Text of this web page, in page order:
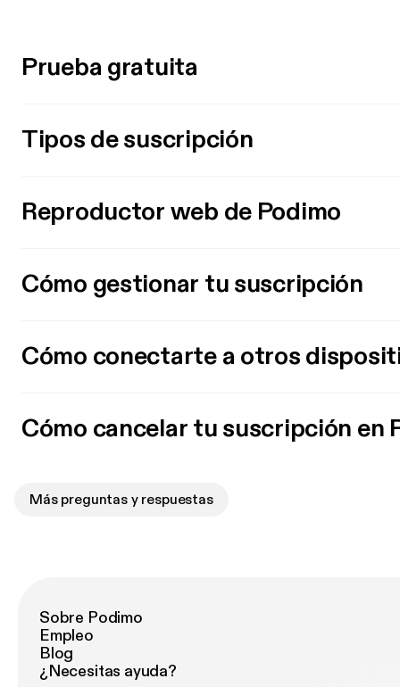
Prueba gratuita
Tipos de suscripción
Reproductor web de Podimo
Cómo gestionar tu suscripción
Cómo conectarte a otros
Cómo cancelar tu suscripción en
Más preguntas y respuestas
Sobre Podimo
Empleo
Blog
¿Necesitas ayuda?